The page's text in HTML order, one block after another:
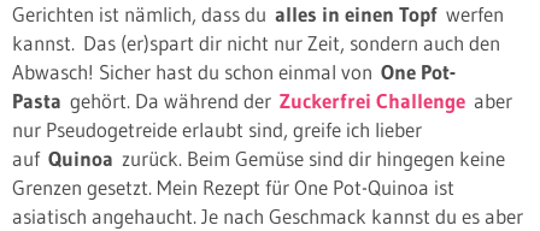
Gerichten ist nämlich, dass du alles in einen Topf werfen
kannst. Das (er)spart dir nicht nur Zeit, sondern auch den
Abwasch! Sicher hast du schon einmal von One Pot-
Pasta gehört. Da während der Zuckerfrei Challenge aber
nur Pseudogetreide erlaubt sind, greife ich lieber
auf Quinoa zurück. Beim Gemüse sind dir hingegen keine
Grenzen gesetzt. Mein Rezept für One Pot-Quinoa ist
asiatisch angehaucht. Je nach Geschmack kannst du es aber